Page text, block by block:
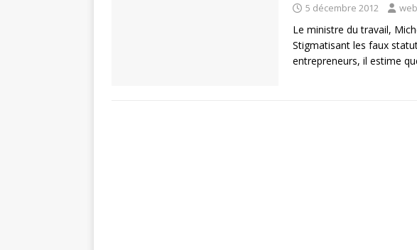
5 décembre 2012
Le ministre du travail,
Stigmatisant les faux
entrepreneurs, il estime